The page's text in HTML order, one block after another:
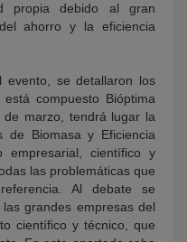
propia debido al gran
ahorro y la eficiencia
evento, se detallaron los
compuesto Bióptima
marzo, tendrá lugar la
de Biomasa y Eficiencia
empresarial, científico y
las problemáticas que
Al debate se
grandes empresas del
científico y técnico, que